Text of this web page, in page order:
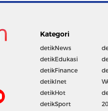
Kategori
detikNews
detikEdukasi
detikFinance
detikInet
detikHot
detikSport